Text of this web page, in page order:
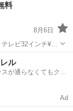
料
8月6日
レビ32インチ¥…
ル
が通らなくてもクル
Ad